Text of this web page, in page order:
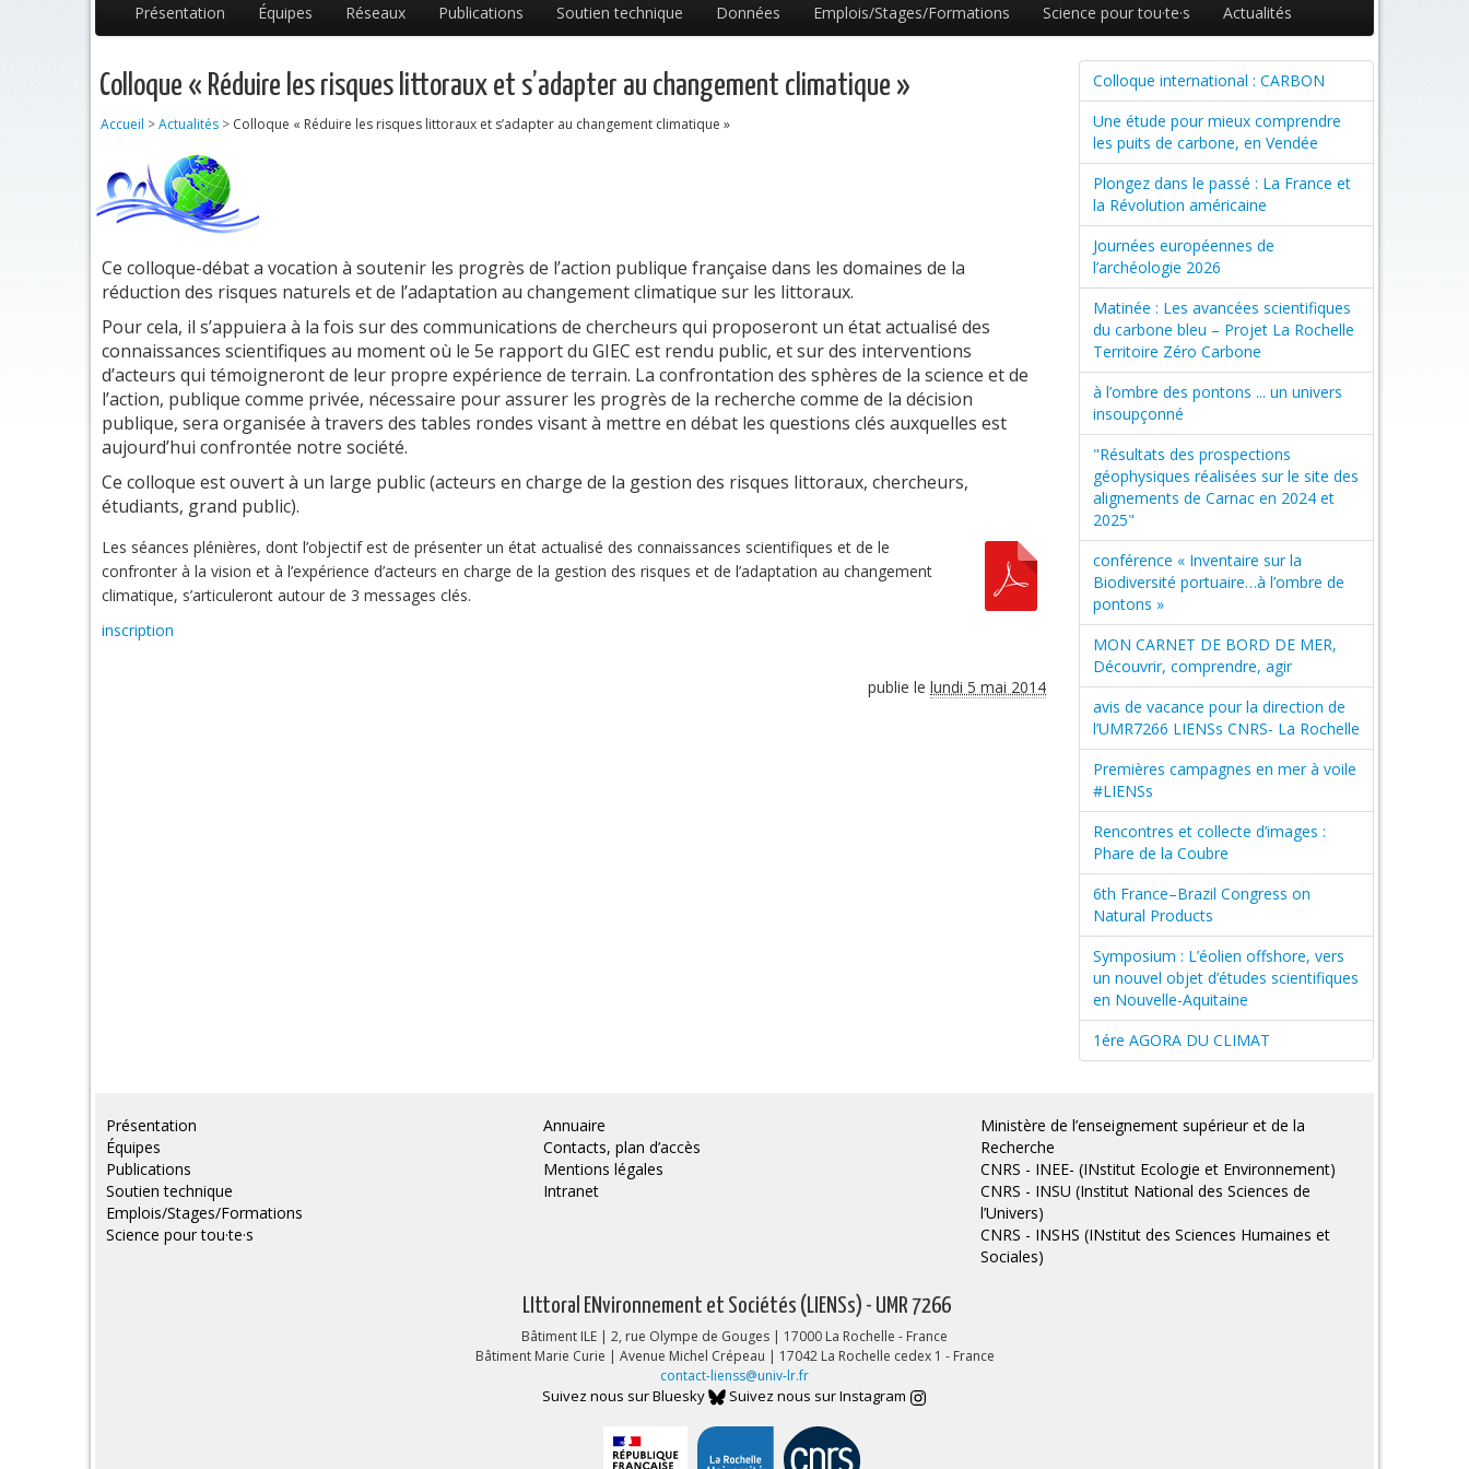
Présentation Équipes Réseaux Publications Soutien technique Données Emplois/Stages/Formations Science pour tou·te·s Actualités
Colloque « Réduire les risques littoraux et s’adapter au changement climatique »
Accueil >Actualités > Colloque « Réduire les risques littoraux et s’adapter au changement climatique »
Ce colloque-débat a vocation à soutenir les progrès de l’action publique française dans les domaines de la
réduction des risques naturels et de l’adaptation au changement climatique sur les littoraux.
Pour cela, il s’appuiera à la fois sur des communications de chercheurs qui proposeront un état actualisé des
connaissances scientifiques au moment où le 5e rapport du GIEC est rendu public, et sur des interventions
d’acteurs qui témoigneront de leur propre expérience de terrain. La confrontation des sphères de la science et de
l’action, publique comme privée, nécessaire pour assurer les progrès de la recherche comme de la décision
publique, sera organisée à travers des tables rondes visant à mettre en débat les questions clés auxquelles est
aujourd’hui confrontée notre société.
Ce colloque est ouvert à un large public (acteurs en charge de la gestion des risques littoraux, chercheurs,
étudiants, grand public).
Les séances plénières, dont l’objectif est de présenter un état actualisé des connaissances scientifiques et de le
confronter à la vision et à l’expérience d’acteurs en charge de la gestion des risques et de l’adaptation au changement
climatique, s’articuleront autour de 3 messages clés.
inscription
publie le lundi 5 mai 2014
Colloque international : CARBON
Une étude pour mieux comprendre
les puits de carbone, en Vendée
Plongez dans le passé : La France et
la Révolution américaine
Journées européennes de
l’archéologie 2026
Matinée : Les avancées scientifiques
du carbone bleu – Projet La Rochelle
Territoire Zéro Carbone
à l’ombre des pontons ... un univers
insoupçonné
"Résultats des prospections
géophysiques réalisées sur le site des
alignements de Carnac en 2024 et
2025"
conférence « Inventaire sur la
Biodiversité portuaire…à l’ombre de
pontons »
MON CARNET DE BORD DE MER,
Découvrir, comprendre, agir
avis de vacance pour la direction de
l’UMR7266 LIENSs CNRS- La Rochelle
Premières campagnes en mer à voile
#LIENSs
Rencontres et collecte d’images :
Phare de la Coubre
6th France–Brazil Congress on
Natural Products
Symposium : L’éolien offshore, vers
un nouvel objet d’études scientifiques
en Nouvelle-Aquitaine
1ére AGORA DU CLIMAT
Présentation
Équipes
Publications
Soutien technique
Emplois/Stages/Formations
Science pour tou·te·s
Annuaire
Contacts, plan d’accès
Mentions légales
Intranet
Ministère de l’enseignement supérieur et de la
Recherche
CNRS - INEE- (INstitut Ecologie et Environnement)
CNRS - INSU (Institut National des Sciences de
l’Univers)
CNRS - INSHS (INstitut des Sciences Humaines et
Sociales)
LIttoral ENvironnement et Sociétés (LIENSs) - UMR 7266
Bâtiment ILE | 2, rue Olympe de Gouges | 17000 La Rochelle - France
Bâtiment Marie Curie | Avenue Michel Crépeau | 17042 La Rochelle cedex 1 - France
contact-lienss@univ-lr.fr
Suivez nous sur Bluesky Suivez nous sur Instagram